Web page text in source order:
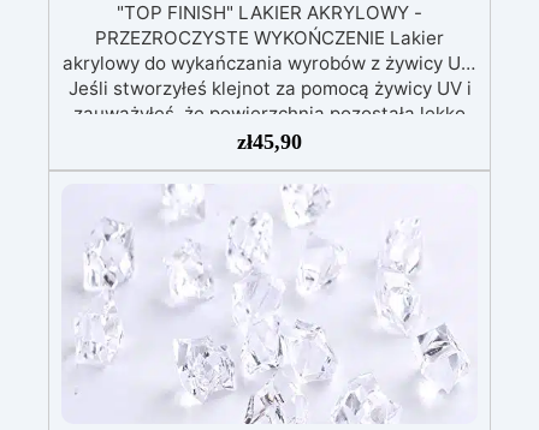
"TOP FINISH" LAKIER AKRYLOWY -
PRZEZROCZYSTE WYKOŃCZENIE Lakier
akrylowy do wykańczania wyrobów z żywicy UV.
Jeśli stworzyłeś klejnot za pomocą żywicy UV i
zauważyłeś, że powierzchnia pozostała lekko
lepka, istnieją dwa sposoby rozwiązania tego
problemu: 1) Użyj silniejszej lampy (36 W.) 2)
Wykończ, używając naszego “Top Finish” „Top
finish” to przezroczysty lakier akrylowy, który
wysycha w ciągu 15-20 minut (bez lampy UV),
pozostawiając powierzchnię lśniącą i
błyszczącą. „Top Finish” ma poręczny pędzelek
ułatwiający aplikację. Pomaluj swoje dzieło „Top
Finish” i pozostaw do wyschnięcia w
temperaturze pokojowej na 15-20 minut. I masz
to! Błyszczące i doskonałe przedmioty, super
szybko!
zł45,90